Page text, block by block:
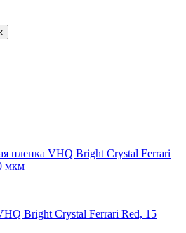
Bright Crystal Ferrari Red, 15